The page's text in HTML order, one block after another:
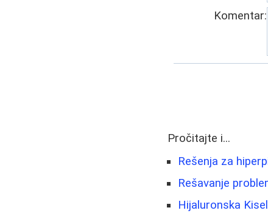
Komentar:
Pročitajte i...
Rešenja za
Rešavanje
Hijaluronska